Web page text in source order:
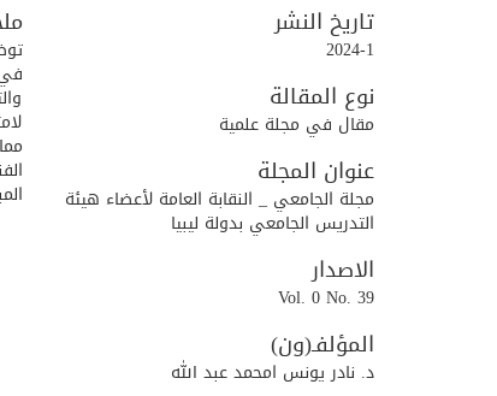
تاريخ النشر
2024-1
نوع المقالة
مقال في مجلة علمية
عنوان المجلة
مجلة الجامعي _ النقابة العامة لأعضاء هيئة
التدريس الجامعي بدولة ليبيا
الاصدار
Vol. 0 No. 39
المؤلفـ(ون)
د. نادر يونس امحمد عبد الله